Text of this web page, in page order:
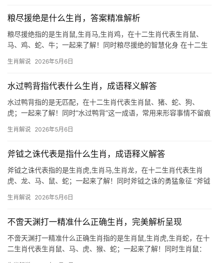
粮尽援绝是什么生肖，答案精准解析
粮尽援绝指的是生肖鼠,生肖马,生肖鸡，在十二生肖代表生肖鼠、
马、鸡、蛇、牛；一起来了解！同时粮尽援绝的智慧化身 在十二生
草，即便在寒冬腊月也能靠储备渡过难关，这种特质映射到命理
生肖解说 2026年5月6日
水过鸭背指代表什么生肖，成语释义解答
水过鸭背指的是无匹配，在十二生肖代表生肖鼠、猪、蛇、狗、
虎；一起来了解！同时“水过鸭背”这一成语，常用来形容事情不留痕
散黑暗，却从不沉溺于过往，正如水滴滑过鸭背，不沾分毫。生肖
生肖解说 2026年5月6日
斧钺之诛代表是指什么生肖，成语释义解答
斧钺之诛代表指的是生肖虎,生肖马,生肖龙，在十二生肖代表生肖
虎、龙、马、鼠、蛇；一起来了解！同时斧钺之诛的勇猛象征 “斧钺
推，虎为百兽之王，其威仪如斧钺般震慑四方，古人云“虎啸风生”，
生肖解说 2026年5月6日
不啻天渊打一精准什么正确生肖，完美解析呈现
不啻天渊打一精准什么正确生肖指的是生肖鼠,生肖虎,生肖蛇，在十
二生肖代表生肖鼠、马、虎、猴、蛇；一起来了解！同时生肖鼠：